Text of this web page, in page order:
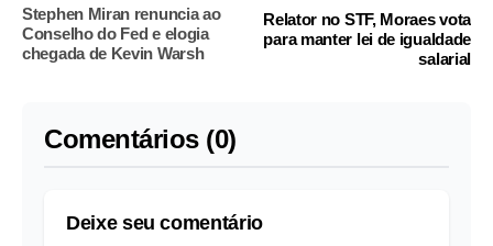
Stephen Miran renuncia ao
Conselho do Fed e elogia
chegada de Kevin Warsh
Relator no STF, Moraes vota
para manter lei de igualdade
salarial
Comentários (0)
Deixe seu comentário